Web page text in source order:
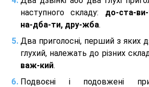
наступного складу: до-ста-
на-дба-ти, дру-жба.
Два приголосні, перший з яких
глухий, належать до різних
важ-кий.
Подвоєні і подовжені